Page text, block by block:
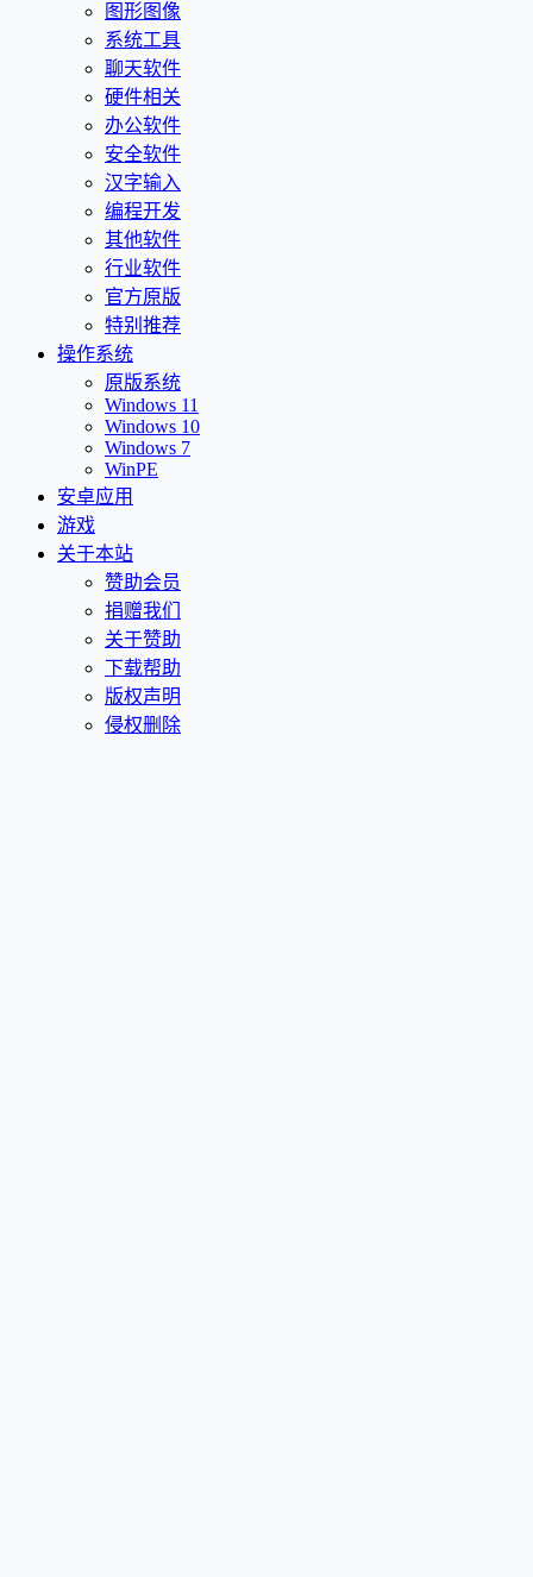
图形图像
系统工具
聊天软件
硬件相关
办公软件
安全软件
汉字输入
编程开发
其他软件
行业软件
官方原版
特别推荐
操作系统
原版系统
Windows 11
Windows 10
Windows 7
WinPE
安卓应用
游戏
关于本站
赞助会员
捐赠我们
关于赞助
下载帮助
版权声明
侵权删除